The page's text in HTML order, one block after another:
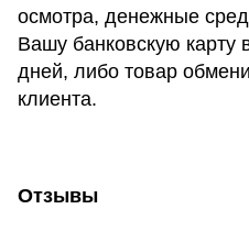
осмотра, денежные
Вашу банковскую карту
дней, либо товар
клиента.
Отзывы